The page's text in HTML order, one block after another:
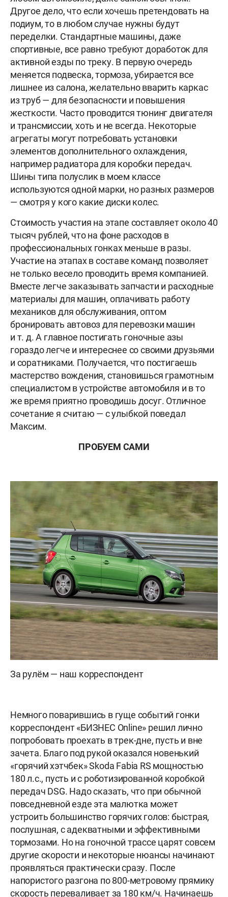
Другое дело, что если хочешь претендовать на
подиум, то в любом случае нужны будут
переделки. Стандартные машины, даже
спортивные, все равно требуют доработок для
активной езды по треку. В первую очередь
меняется подвеска, тормоза, убирается все
лишнее из салона, желательно вварить каркас
из труб — для безопасности и повышения
жесткости. Часто проводится тюнинг двигателя
и трансмиссии, хоть и не всегда. Некоторые
агрегаты могут потребовать установки
элементов дополнительного охлаждения,
например радиатора для коробки передач.
Шины типа полуслик в моем классе
используются одной марки, но разных размеров
— смотря у кого какие диски колес.
Стоимость участия на этапе составляет около 40
тысяч рублей, что на фоне расходов в
профессиональных гонках меньше в разы.
Участие на этапах в составе команд позволяет
не только весело проводить время компанией.
Вместе легче заказывать запчасти и расходные
материалы для машин, оплачивать работу
механиков для обслуживания, оптом
бронировать автовоз для перевозки машин
и т. д.А главное постигать гоночные азы
гораздо легче и интереснее со своими друзьями
и соратниками. Получается, что постигаешь
мастерство вождения, становишься грамотным
специалистом в устройстве автомобиля и в то
же время приятно проводишь досуг. Отличное
сочетание я считаю — с улыбкой поведал
Максим.
ПРОБУЕМ САМИ
За рулём — наш корреспондент
Немного поварившись в гуще событий гонки
корреспондент «БИЗНЕС Online» решил лично
попробовать проехать в трек-дне, пусть и вне
зачета. Благо под рукой оказался новенький
«горячий хэтчбек» Skoda Fabia RS мощностью
180 л.с., пусть и с роботизированной коробкой
передач DSG. Надо сказать, что при обычной
повседневной езде эта малютка может
устроить большинство горячих голов: быстрая,
послушная, с адекватными и эффективными
тормозами. Но на гоночной трассе царят совсем
другие скорости и некоторые нюансы начинают
проявляться практически сразу. После
напористого разгона по 800-метровому прямику
скорость переваливает за 180 км/ч. Начинаешь